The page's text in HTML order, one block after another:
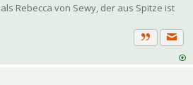
Rebecca von Sewy, der aus Spitze ist
Zitat